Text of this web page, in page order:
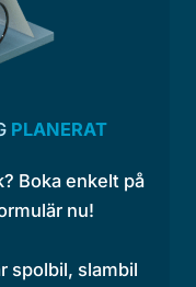
PLANERAT
Boka enkelt på
nu!
spolbil, slambil